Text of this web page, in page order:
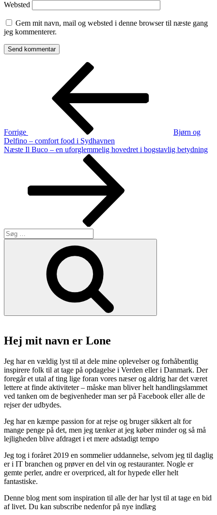
Websted
Gem mit navn, mail og websted i denne browser til næste gang
jeg kommenterer.
Indlægsnavigation
Forrige
Bjørn og
Delfino – comfort food i Sydhavnen
Næste
Næste Il Buco – en uforglemmelig hovedret i bogstavlig betydning
Søg
efter:
Hej mit navn er Lone
Jeg har en vældig lyst til at dele mine oplevelser og forhåbentlig
inspirere folk til at tage på opdagelse i Verden eller i Danmark. Der
foregår et utal af ting lige foran vores næser og aldrig har det været
lettere at finde aktiviteter – måske man bliver helt handlingslammet
ved tanken om de begivenheder man ser på Facebook eller alle de
rejser der udbydes.
Jeg har en kæmpe passion for at rejse og bruger sikkert alt for
mange penge på det, men jeg tænker at jeg køber minder og så må
lejligheden blive afdraget i et mere adstadigt tempo
Jeg tog i foråret 2019 en sommelier uddannelse, selvom jeg til daglig
er i IT branchen og prøver en del vin og restauranter. Nogle er
gemte perler, andre er overpriced, alt for hypede eller helt
fantastiske.
Denne blog ment som inspiration til alle der har lyst til at tage en bid
af livet. Du kan subscribe nedenfor på nye indlæg